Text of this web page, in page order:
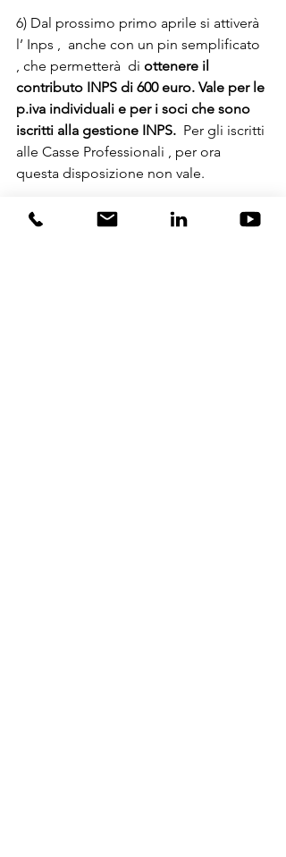
6) Dal prossimo primo aprile si attiverà
l’ Inps ,  anche con un pin semplificato
, che permetterà  di ottenere il
contributo INPS di 600 euro. Vale per le
p.iva individuali e per i soci che sono
iscritti alla gestione INPS. Per gli iscritti
alle Casse Professionali , per ora
questa disposizione non vale.
A cura del Dott. Carlo Mauri